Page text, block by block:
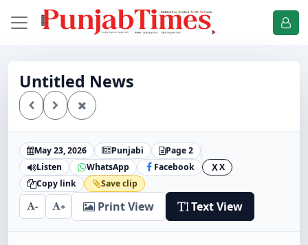
Untitled News
May 23, 2026 Punjabi
Page 2
Listen
WhatsApp Facebook X X
Copy link
Save clip
- + Print View Text View